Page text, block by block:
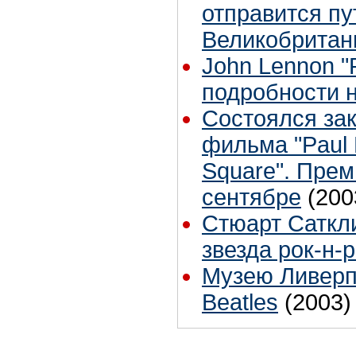
отправится
John Lennon
подробности
Состоялся
фильма "Paul
Square".
сентябре
Стюарт
звезда рок-н-
Музею
Beatles (2003)